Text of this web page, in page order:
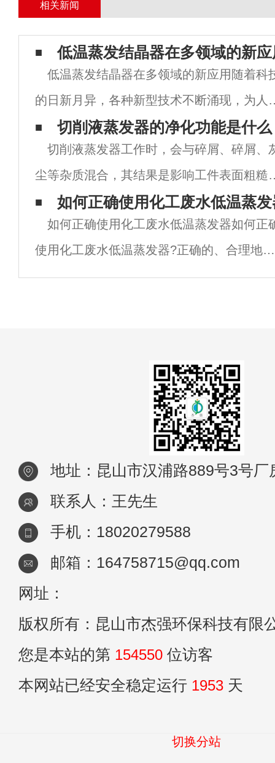
相关新闻
低温蒸发结晶器在多领域的新
低温蒸发结晶器在多领域的新应用随着科
的日新月异，各种新型技术不断涌现，为人
生活和各个行业领域带来革命性的变革。其
中，低温蒸发结晶器作为一种创新型科技，
年来在诸多领域展示了其巨大的潜力和价值
本文
切削液蒸发器的净化功能是什
切削液蒸发器工作时，会与碎屑、碎屑、
尘等杂质混合，其结果是影响工件表面粗糙
度，缩短工具和砂轮的使用时间。切削液净
器可去除切削液中的颗粒杂质和杂油，延长
削液的使用时间，使工件精度高，表面光滑
减少
如何正确使用化工废水低温蒸
如何正确使用化工废水低温蒸发器如何正
使用化工废水低温蒸发器?正确的、合理地使
用设备，是在节省维持费用的条件下，充分
地址：昆山市汉浦路889号3号厂
联系人：王先生
手机：18020279588
邮箱：164758715@qq.com
网址：
版权所有：昆山市杰强环保科技有限
您是本站的第 154550 位访客
本网站已经安全稳定运行 1953 天
切换分站